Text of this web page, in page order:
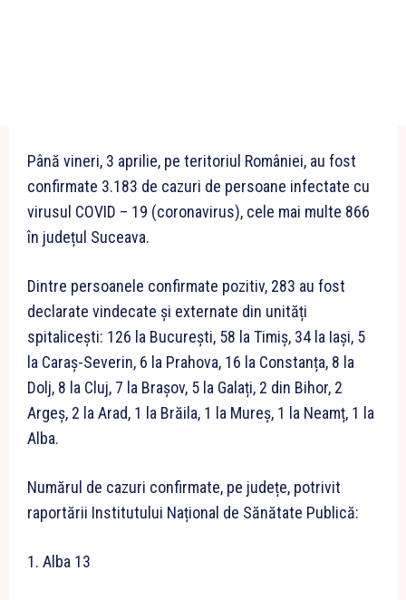
Până vineri, 3 aprilie, pe teritoriul României, au fost
confirmate 3.183 de cazuri de persoane infectate cu
virusul COVID – 19 (coronavirus), cele mai multe 866
în județul Suceava.
Dintre persoanele confirmate pozitiv, 283 au fost
declarate vindecate și externate din unități
spitalicești: 126 la București, 58 la Timiș, 34 la Iași, 5
la Caraș-Severin, 6 la Prahova, 16 la Constanța, 8 la
Dolj, 8 la Cluj, 7 la Brașov, 5 la Galați, 2 din Bihor, 2
Argeș, 2 la Arad, 1 la Brăila, 1 la Mureș, 1 la Neamț, 1 la
Alba.
Numărul de cazuri confirmate, pe județe, potrivit
raportării Institutului Național de Sănătate Publică:
1. Alba 13